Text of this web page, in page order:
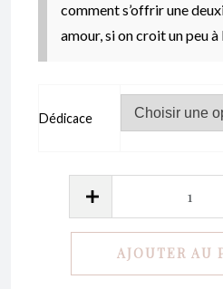
comment s’offrir une
amour, si on croit un peu
Dédicace
AJOUTER AU